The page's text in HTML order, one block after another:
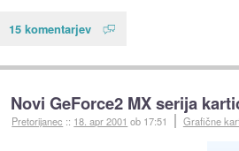
15 komentarjev
Novi GeForce2 MX serija
Pretorijanec :: 18. apr 2001 ob 17:51 Grafične